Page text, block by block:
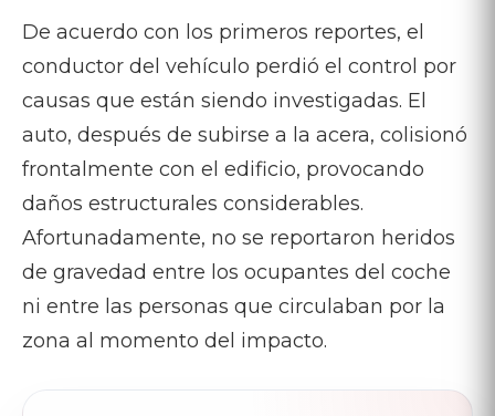
De acuerdo con los primeros reportes, el
conductor del vehículo perdió el control por
causas que están siendo investigadas. El
auto, después de subirse a la acera, colisionó
frontalmente con el edificio, provocando
daños estructurales considerables.
Afortunadamente, no se reportaron heridos
de gravedad entre los ocupantes del coche
ni entre las personas que circulaban por la
zona al momento del impacto.